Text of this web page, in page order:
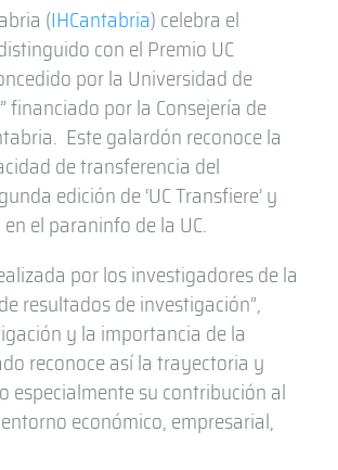
(IHCantabria) celebra el
con el Premio UC
por la Universidad de
financiado por la Consejería de
Este galardón reconoce la
de transferencia del
edición de ‘UC Transfiere’ y
el paraninfo de la UC.
por los investigadores de la
resultados de investigación”,
y la importancia de la
reconoce así la trayectoria y
especialmente su contribución al
económico, empresarial,